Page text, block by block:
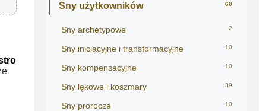
Sny użytkowników 60
Sny archetypowe 2
Sny inicjacyjne i transformacyjne 10
Sny kompensacyjne 10
Sny lękowe i koszmary 39
Sny prorocze 10